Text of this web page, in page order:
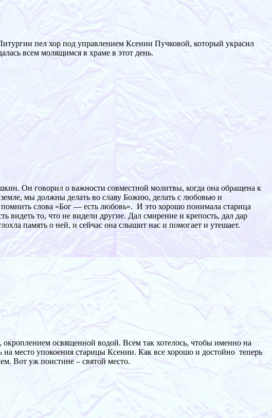
пел хор под управлением Ксении Пучковой, который украсил
всем молящимся в храме в этот день.
Он говорил о важности совместной молитвы, когда она обращена к
мы должны делать во славу Божию, делать с любовью и
слова «Бог — есть любовь». И это хорошо понимала старица
видеть то, что не видели другие. Дал смирение и крепость, дал дар
память о ней, и сейчас она слышит нас и помогает и утешает.
освященной водой. Всем так хотелось, чтобы именно на
место упокоения старицы Ксении. Как все хорошо и достойно теперь
Вот уж поистине – святой место.